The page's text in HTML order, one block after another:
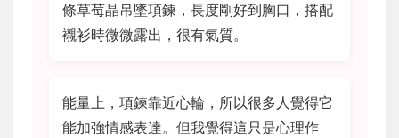
條草莓晶吊墜項鍊，長度剛好到胸口，搭配
襯衫時微微露出，很有氣質。
能量上，項鍊靠近心輪，所以很多人覺得它
能加強情感表達。但我覺得這只是心理作